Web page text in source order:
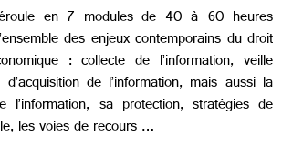
en 7 modules de 40 à 60 heures
des enjeux contemporains du droit
: collecte de l’information, veille
de l’information, mais aussi la
l’information, sa protection, stratégies de
les voies de recours …